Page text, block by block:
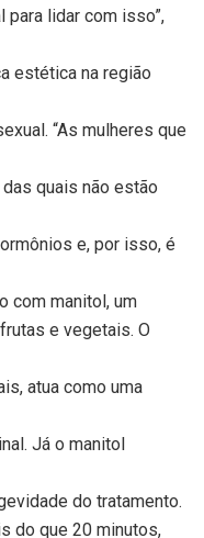
para lidar com isso”,
estética na região
“As mulheres que
quais não estão
e, por isso, é
com manitol, um
e vegetais. O
atua como uma
Já o manitol
do tratamento.
do que 20 minutos,